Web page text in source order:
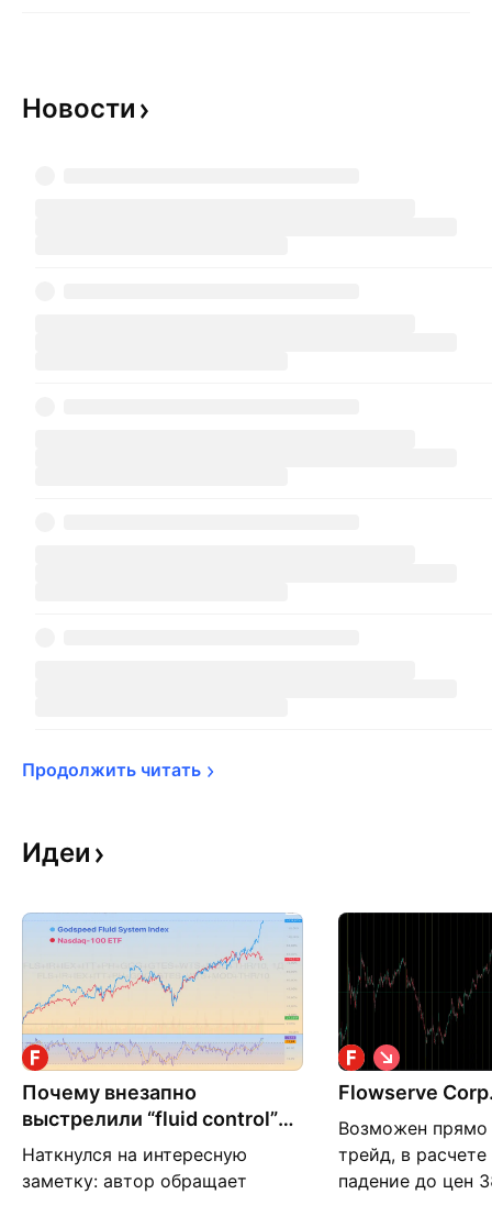
Новости
Продолжить читать
Идеи
Почему внезапно
выстрелили “fluid control”
компании?
Наткнулся на интересную
заметку: автор обращает
Flowserve
Возможен прямо
трейд, в
падение до цен
К
о
р
т
к
а
я